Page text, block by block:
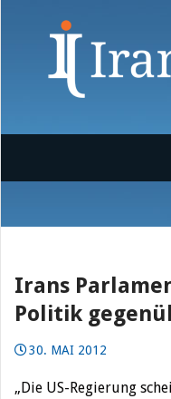
Irans
Politik
30. MAI 2012
„Die US-Regierung